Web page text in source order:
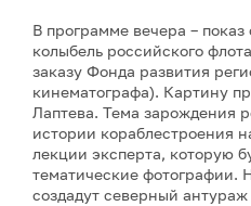
В программе вечера –
колыбель российского
заказу Фонда развития
кинематографа). Картину
Лаптева. Тема зарождения
истории кораблестроения
лекции эксперта, которую
тематические фотографии.
создадут северный